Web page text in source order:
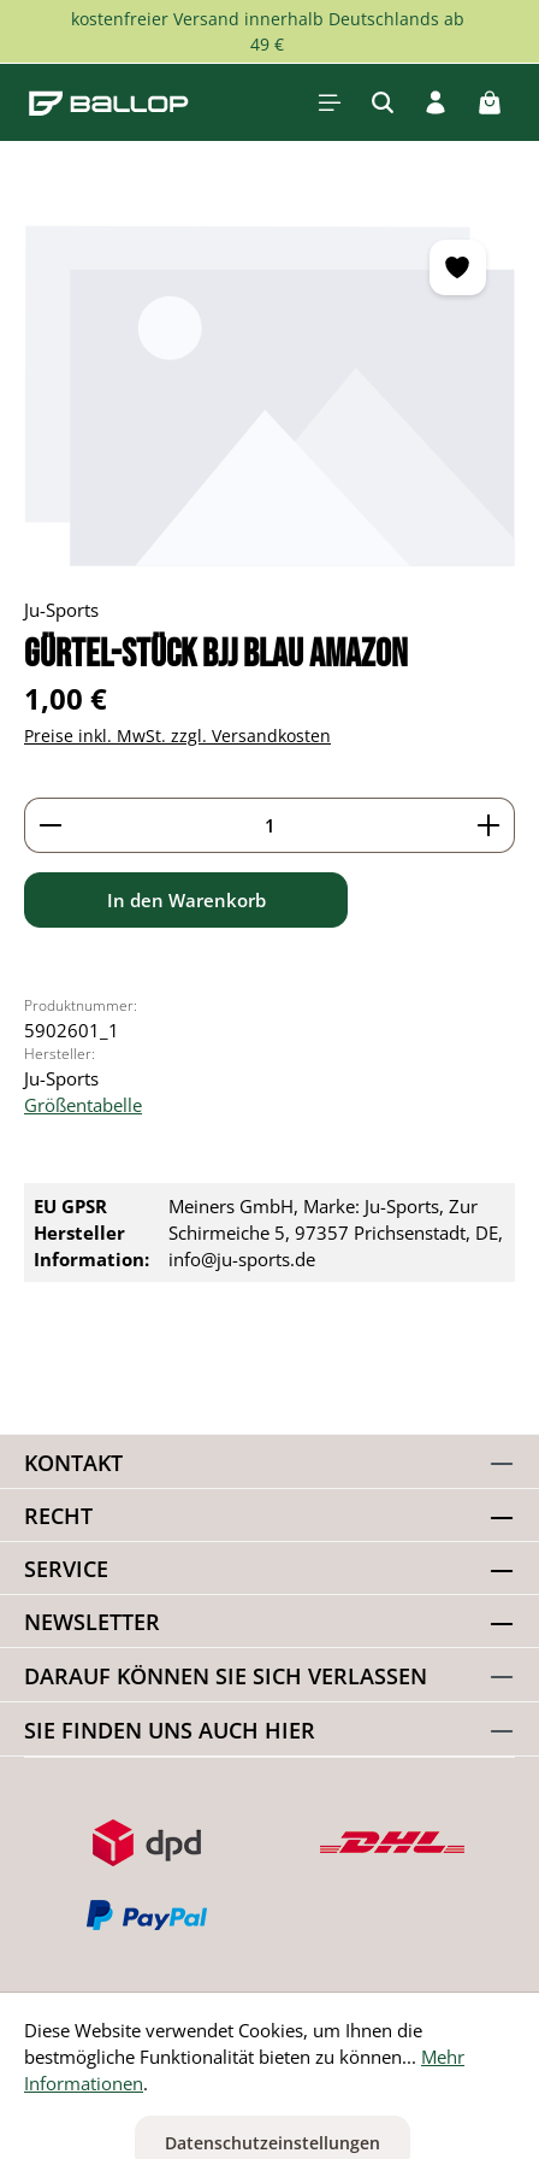
Zum Hauptinhalt springen
kostenfreier Versand innerhalb Deutschlands ab
49 €
Ju-Sports
Gürtel-Stück BJJ blau Amazon
Regulärer Preis:
1,00 €
Preise inkl. MwSt. zzgl. Versandkosten
Produkt Anzahl: Gib den gewünschten Wert ein
In den Warenkorb
Produktnummer:
5902601_1
Hersteller:
Ju-Sports
Größentabelle
EU GPSR
Hersteller
Information:
Meiners GmbH, Marke: Ju-Sports, Zur
Schirmeiche 5, 97357 Prichsenstadt, DE,
info@ju-sports.de
KONTAKT
RECHT
SERVICE
NEWSLETTER
DARAUF KÖNNEN SIE SICH VERLASSEN
SIE FINDEN UNS AUCH HIER
Bestellung widerrufen
ausgenommen Nicht EU-Länder
Diese Website verwendet Cookies, um Ihnen die
bestmögliche Funktionalität bieten zu können... Mehr
Informationen.
Datenschutzeinstellungen